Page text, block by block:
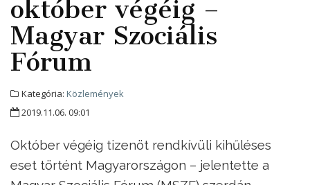
október végéig –
Magyar Szociális
Fórum
Kategória: Közlemények
2019.11.06. 09:01
Október végéig tizenöt rendkívüli kihűléses
eset történt Magyarországon – jelentette a